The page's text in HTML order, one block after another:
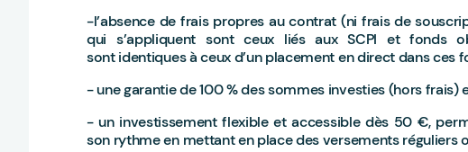
-l’absence de frais propres au contrat (ni frais de
qui s’appliquent sont ceux liés aux SCPI et fonds
sont identiques à ceux d’un placement en direct dans ces
- une garantie de 100 % des sommes investies (hors frais)
- un investissement flexible et accessible dès 50 €,
son rythme en mettant en place des versements réguliers